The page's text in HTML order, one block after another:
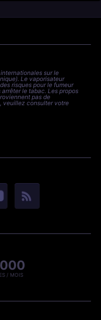
sur le
Le vaporisateur
risques pour le fumeur
le tabac. Les propos
pas de
veuillez consulter votre
/ MOIS